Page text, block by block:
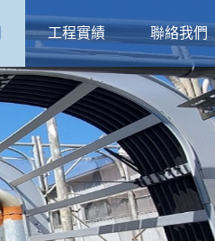
工程實績 聯絡我們